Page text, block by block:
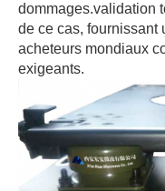
dommages.validation
de ce cas, fournissant
acheteurs mondiaux
exigeants.